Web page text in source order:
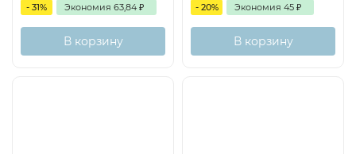
- 31% Экономия 63,84 ₽
В корзину
- 20% Экономия 45 ₽
В корзину